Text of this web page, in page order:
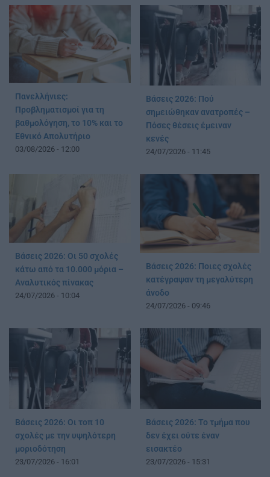
Πανελλήνιες:
Προβληματισμοί για τη
βαθμολόγηση, το 10% και το
Εθνικό Απολυτήριο
03/08/2026 - 12:00
Βάσεις 2026: Πού
σημειώθηκαν ανατροπές –
Πόσες θέσεις έμειναν
κενές
24/07/2026 - 11:45
Βάσεις 2026: Οι 50 σχολές
κάτω από τα 10.000 μόρια –
Αναλυτικός πίνακας
24/07/2026 - 10:04
Βάσεις 2026: Ποιες σχολές
κατέγραψαν τη μεγαλύτερη
άνοδο
24/07/2026 - 09:46
Βάσεις 2026: Oι τοπ 10
σχολές με την υψηλότερη
μοριοδότηση
23/07/2026 - 16:01
Βάσεις 2026: Το τμήμα που
δεν έχει ούτε έναν
εισακτέο
23/07/2026 - 15:31